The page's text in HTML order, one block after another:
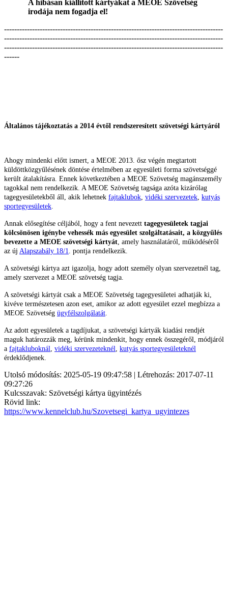
A hibásan kiállított kártyákat a MEOE Szövetség
irodája nem fogadja el!
--------------------------------------------------------------------------------------
--------------------------------------------------------------------------------------
--------------------------------------------------------------------------------------
------
Általános tájékoztatás a 2014 évtől rendszeresített szövetségi kártyáról
Ahogy mindenki előtt ismert, a MEOE 2013. ősz végén megtartott
küldöttközgyűlésének döntése értelmében az egyesületi forma szövetséggé
került átalakításra. Ennek következtében a MEOE Szövetség magánszemély
tagokkal nem rendelkezik. A MEOE Szövetség tagsága azóta kizárólag
tagegyesületekből áll, akik lehetnek fajtaklubok vidéki szervezetek kutyás
sportegyesületek
Annak elősegítése céljából, hogy a fent nevezett tagegyesületek tagjai
kölcsönösen igénybe vehessék más egyesület szolgáltatásait, a közgyűlés
bevezette a MEOE szövetségi kártyát , amely használatáról, működéséről
az új Alapszabály 18/1 . pontja rendelkezik.
A szövetségi kártya azt igazolja, hogy adott személy olyan szervezetnél tag,
amely szervezet a MEOE szövetség tagja.
A szövetségi kártyát csak a MEOE Szövetség tagegyesületei adhatják ki,
kivéve természetesen azon eset, amikor az adott egyesület ezzel megbízza a
MEOE Szövetség ügyfélszolgálatát
Az adott egyesületek a tagdíjukat, a szövetségi kártyák kiadási rendjét
maguk határozzák meg, kérünk mindenkit, hogy ennek összegéről, módjáról
a fajtakluboknál vidéki szervezeteknél
kutyás sportegyesületeknél
érdeklődjenek.
Utolsó módosítás: 2025-05-19 09:47:58 | Létrehozás: 2017-07-11
09:27:26
Kulcsszavak: Szövetségi kártya ügyintézés
Rövid link:
https://www.kennelclub.hu/Szovetsegi_kartya_ugyintezes